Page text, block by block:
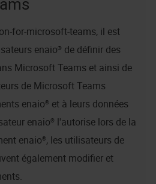
for-microsoft-teams, il est
enaio® de définir des
Microsoft Teams et ainsi de
de Microsoft Teams
enaio® et à leurs données
enaio® l'autorise lors de la
enaio®, les utilisateurs de
également modifier et